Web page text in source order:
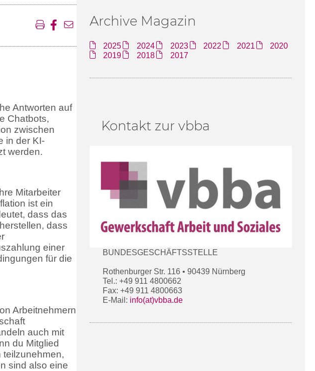
Antworten auf
Chatbots,
zwischen
in der KI-
werden.
Mitarbeiter
ist ein
dass das
dass
einer
für die
Arbeitnehmern
auch mit
du Mitglied
teilzunehmen,
sind also eine
Archive Magazin
2025 2024 2023 2022 2021
2020
2019
2018 2017
Kontakt zur vbba
BUNDESGESCHÄFTSSTELLE
Rothenburger Str. 116 • 90439 Nürnberg
Tel.: +49 911 4800662
Fax: +49 911 4800663
E-Mail: info(at)vbba.de